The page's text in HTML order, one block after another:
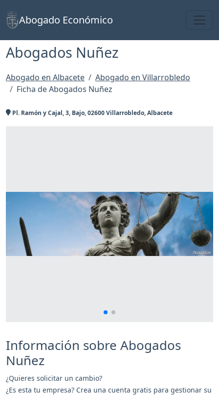
Abogado Económico
Abogados Nuñez
Abogado en Albacete
Abogado en Villarrobledo
Ficha de Abogados Nuñez
Pl. Ramón y Cajal, 3, Bajo, 02600 Villarrobledo, Albacete
Información sobre Abogados
Nuñez
¿Quieres solicitar un cambio?
¿Es esta tu empresa? Crea una cuenta gratis para gestionar su